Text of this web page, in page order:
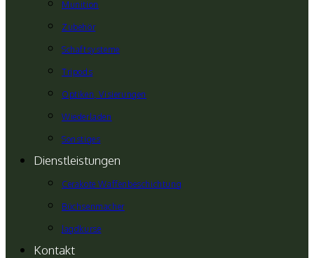
Munition
Zubehör
Schaftsysteme
Tripods
Optiken, Visierungen
Wiederladen
Sonstiges
Dienstleistungen
Cerakote Waffenbeschichtung
Büchsenmacher
Jagdkurse
Kontakt